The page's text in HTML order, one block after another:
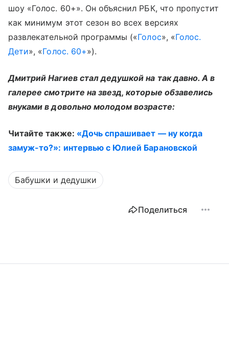
шоу «Голос. 60+». Он объяснил РБК, что пропустит
как минимум этот сезон во всех версиях
развлекательной программы («Голос», «Голос.
Дети», «Голос. 60+»).
Дмитрий Нагиев стал дедушкой на так давно. А в
галерее смотрите на звезд, которые обзавелись
внуками в довольно молодом возрасте:
Читайте также: «Дочь спрашивает — ну когда
замуж-то?»: интервью с Юлией Барановской
Бабушки и дедушки
Поделиться